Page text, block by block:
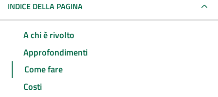
INDICE DELLA PAGINA
A chi è rivolto
Approfondimenti
Come fare
Costi